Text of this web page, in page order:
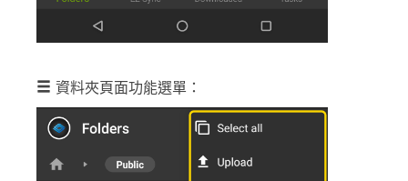
資料夾頁面功能選單：